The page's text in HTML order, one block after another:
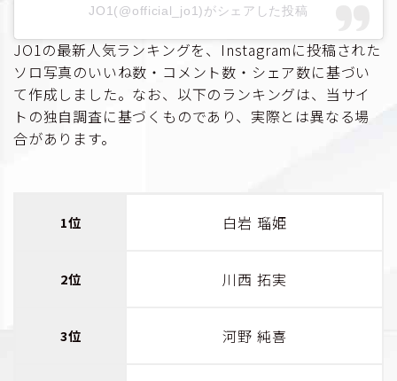
JO1(@official_jo1)がシェアした投稿
JO1の最新人気ランキングを、Instagramに投稿された
ソロ写真のいいね数・コメント数・シェア数に基づい
て作成しました。なお、以下のランキングは、当サイ
トの独自調査に基づくものであり、実際とは異なる場
合があります。
1位 白岩 瑠姫
2位 川西 拓実
3位 河野 純喜